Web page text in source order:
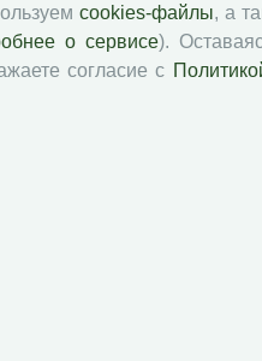
cookies-файлы, а
о сервисе).
согласие с